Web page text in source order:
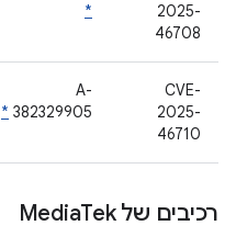
2025-
46708
*
CVE-
2025-
46710
A-
382329905
*
רכיבים של MediaTek